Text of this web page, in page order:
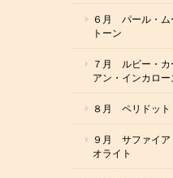
６月 パール・ム
トーン
７月 ルビー・カ
アン・インカロー
８月 ペリドット
９月 サファイア
オライト